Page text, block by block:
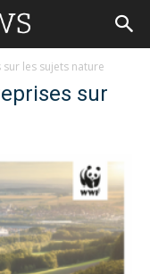
les sujets nature
sur